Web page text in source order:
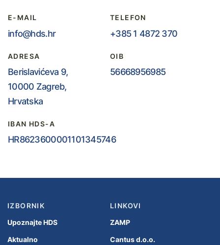
E-MAIL
info@hds.hr
TELEFON
+385 1 4872 370
ADRESA
Berislavićeva 9,
10000 Zagreb,
Hrvatska
OIB
56668956985
IBAN HDS-A
HR8623600001101345746
IZBORNIK
Upoznajte HDS
Aktualno
LINKOVI
ZAMP
Cantus d.o.o.